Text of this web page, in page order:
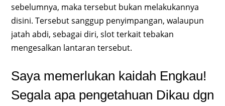
sebelumnya, maka tersebut bukan melakukannya
disini. Tersebut sanggup penyimpangan, walaupun
jatah abdi, sebagai diri, slot terkait tebakan
mengesalkan lantaran tersebut.
Saya memerlukan kaidah Engkau!
Segala apa pengetahuan Dikau dgn